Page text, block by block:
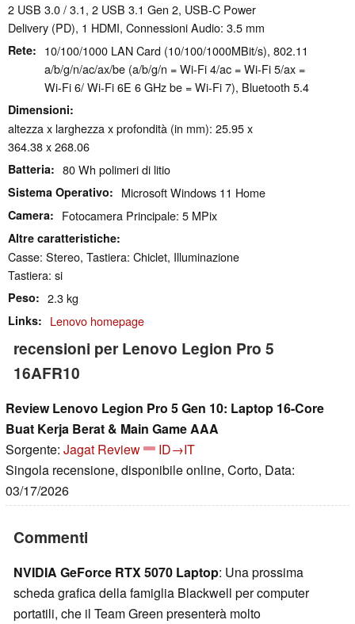
2 USB 3.0 / 3.1, 2 USB 3.1 Gen 2, USB-C Power
Delivery (PD), 1 HDMI, Connessioni Audio: 3.5 mm
Rete
10/100/1000 LAN Card (10/100/1000MBit/s), 802.11
a/​b/​g/​n/​ac/​ax/​be (a/b/g/n = Wi-Fi 4/ac = Wi-Fi 5/ax =
Wi-Fi 6/ Wi-Fi 6E 6 GHz be = Wi-Fi 7), Bluetooth 5.4
Dimensioni
altezza x larghezza x profondità (in mm): 25.95 x
364.38 x 268.06
Batteria 80 Wh polimeri di litio
Sistema Operativo Microsoft Windows 11 Home
Camera Fotocamera Principale: 5 MPix
Altre caratteristiche
Casse: Stereo, Tastiera: Chiclet, Illuminazione
Tastiera: si
Peso 2.3 kg
Links Lenovo homepage
recensioni per Lenovo Legion Pro 5
16AFR10
Review Lenovo Legion Pro 5 Gen 10: Laptop 16-Core
Buat Kerja Berat & Main Game AAA
Sorgente: Jagat Review
ID→IT
Singola recensione, disponibile online, Corto, Data:
03/17/2026
Commenti
NVIDIA GeForce RTX 5070 Laptop: Una prossima
scheda grafica della famiglia Blackwell per computer
portatili, che il Team Green presenterà molto